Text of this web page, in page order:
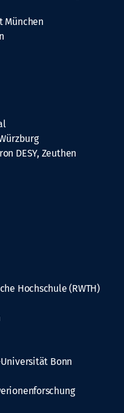
München
DESY, Zeuthen
Hochschule (RWTH)
Bonn